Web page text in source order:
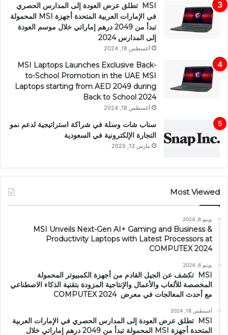
MSI تطلق عرض العودة إلى المدارس الحصري
في الإمارات العربية المتحدة أجهزة MSI المحمولة
تبدأ من 2049 درهم إماراتي خلال موسم العودة
إلى المدارس 2024
أغسطس 18, 2024
MSI Laptops Launches Exclusive Back-
to-School Promotion in the UAE MSI
Laptops starting from AED 2049 during
Back to School 2024
أغسطس 18, 2024
سناب شات وسلة في شراكة استراتيجية لدعم نمو
التجارة الإلكترونية في السعودية
مارس 13, 2025
Most Viewed
يونيو 6, 2024
MSI Unveils Next-Gen AI+ Gaming and Business &
Productivity Laptops with Latest Processors at
COMPUTEX 2024
يونيو 6, 2024
MSI تكشف عن الجيل القادم من أجهزة الكمبيوتر المحمولة
المخصصة للألعاب والأعمال والإنتاجية المزودة بتقنية الذكاء الاصطناعي
مع أحدث المعالجات في معرض COMPUTEX 2024
أغسطس 18, 2024
MSI تطلق عرض العودة إلى المدارس الحصري في الإمارات العربية
المتحدة أجهزة MSI المحمولة تبدأ من 2049 درهم إماراتي خلال